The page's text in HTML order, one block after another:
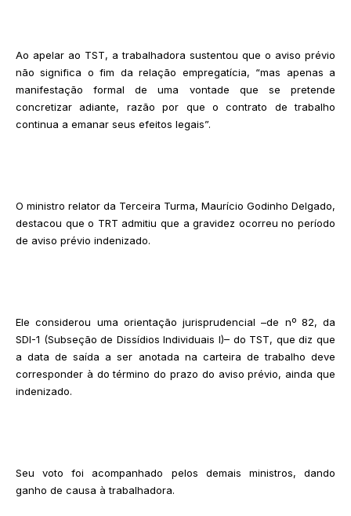
Ao apelar ao TST, a trabalhadora sustentou que o aviso prévio
não significa o fim da relação empregatícia, “mas apenas a
manifestação formal de uma vontade que se pretende
concretizar adiante, razão por que o contrato de trabalho
continua a emanar seus efeitos legais”.
O ministro relator da Terceira Turma, Maurício Godinho Delgado,
destacou que o TRT admitiu que a gravidez ocorreu no período
de aviso prévio indenizado.
Ele considerou uma orientação jurisprudencial –de nº 82, da
SDI-1 (Subseção de Dissídios Individuais I)– do TST, que diz que
a data de saída a ser anotada na carteira de trabalho deve
corresponder à do término do prazo do aviso prévio, ainda que
indenizado.
Seu voto foi acompanhado pelos demais ministros, dando
ganho de causa à trabalhadora.